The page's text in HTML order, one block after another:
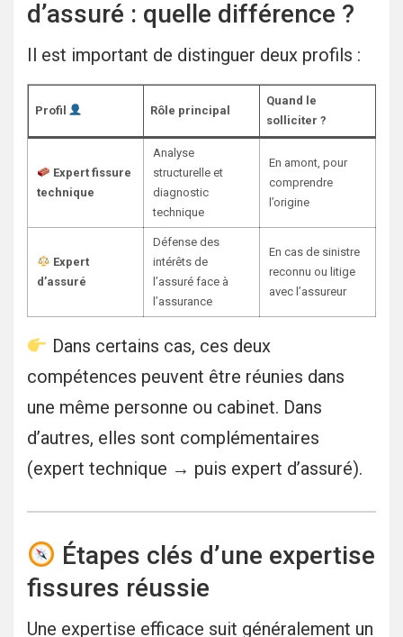
d’assuré : quelle différence ?
Il est important de distinguer deux profils :
Profil Rôle principal
Quand le
solliciter ?
Expert fissure
technique
Analyse
structurelle et
diagnostic
technique
En amont, pour
comprendre
l’origine
Expert
d’assuré
Défense des
intérêts de
l’assuré face à
l’assurance
En cas de sinistre
reconnu ou litige
avec l’assureur
Dans certains cas, ces deux
compétences peuvent être réunies dans
une même personne ou cabinet. Dans
d’autres, elles sont complémentaires
(expert technique → puis expert d’assuré).
Étapes clés d’une expertise
fissures réussie
Une expertise efficace suit généralement un